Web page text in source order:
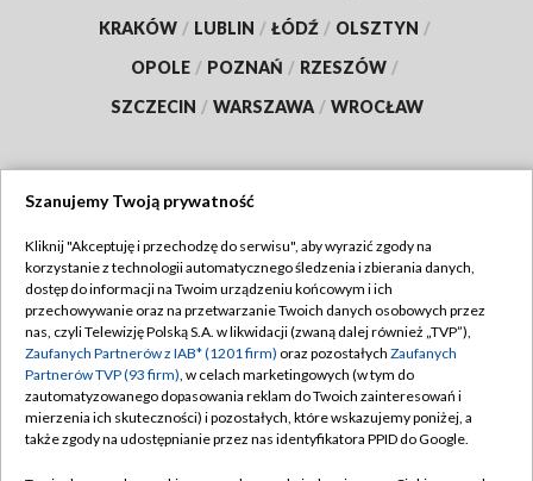
KRAKÓW / LUBLIN / ŁÓDŹ / OLSZTYN /
OPOLE / POZNAŃ / RZESZÓW /
SZCZECIN / WARSZAWA / WROCŁAW
TVP
Abonament TVP
Emisja w TVP
Centrum informacji TVP
Naziemna Telewizja Cyfrowa
Regulamin TVP
Polityka prywatności
Moje zgody
Pomoc
Szanujemy Twoją prywatność
Kliknij "Akceptuję i przechodzę do serwisu", aby wyrazić zgody na
korzystanie z technologii automatycznego śledzenia i zbierania danych,
dostęp do informacji na Twoim urządzeniu końcowym i ich
przechowywanie oraz na przetwarzanie Twoich danych osobowych przez
nas, czyli Telewizję Polską S.A. w likwidacji (zwaną dalej również „TVP”),
Zaufanych Partnerów z IAB* (1201 firm) oraz pozostałych Zaufanych
Partnerów TVP (93 firm), w celach marketingowych (w tym do
zautomatyzowanego dopasowania reklam do Twoich zainteresowań i
mierzenia ich skuteczności) i pozostałych, które wskazujemy poniżej, a
także zgody na udostępnianie przez nas identyfikatora PPID do Google.